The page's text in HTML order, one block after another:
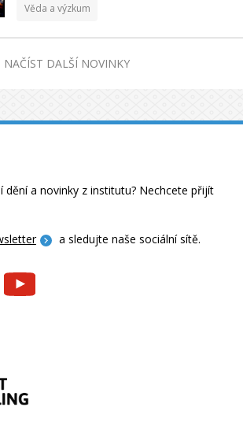
Věda a výzkum
NAČÍST DALŠÍ NOVINKY
dění a novinky z institutu? Nechcete přijít
a sledujte naše sociální sítě.